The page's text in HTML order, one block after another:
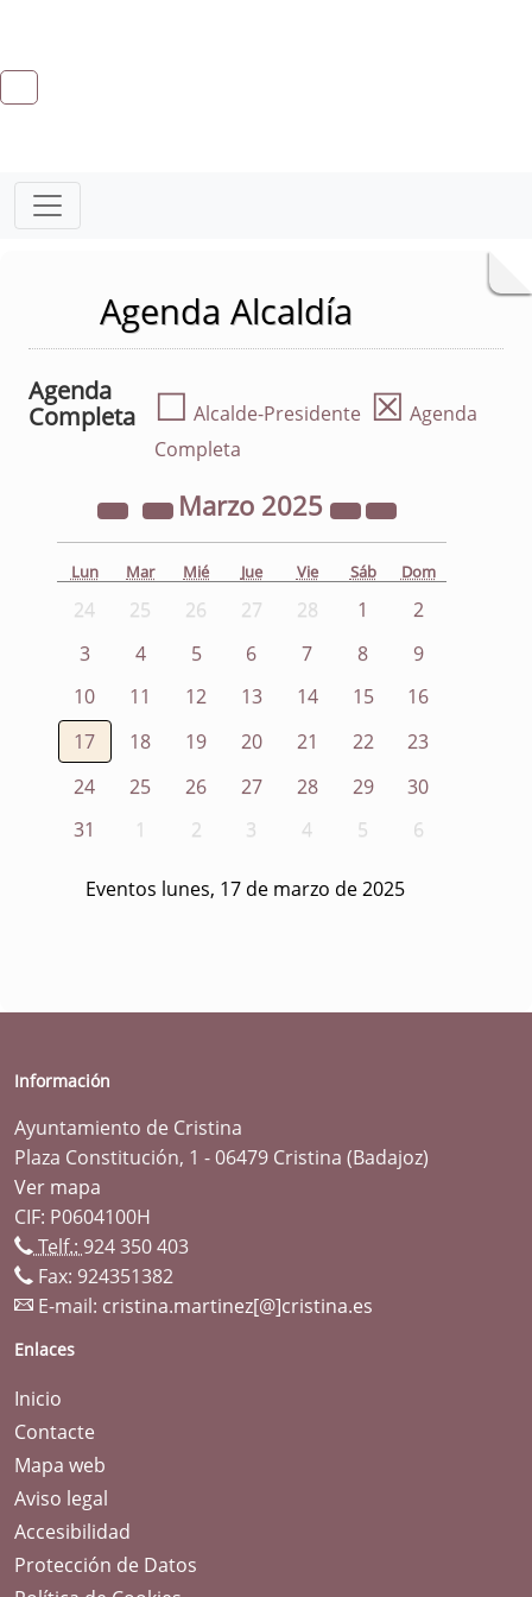
Agenda Alcaldía
Agenda
Completa
☐ Alcalde-Presidente ☒ Agenda
Completa
Marzo 2025
Lun Mar Mié Jue Vie Sáb Dom
24 25 26 27 28 1
2
3
4 5 6 7 8
9
10
11 12 13 14 15
16
17
18 19 20 21 22
23
24
25 26 27 28 29
30
31
1 2 3 4 5 6
Eventos lunes, 17 de marzo de 2025
Información
Ayuntamiento de Cristina
Plaza Constitución, 1 - 06479 Cristina (Badajoz)
Ver mapa
CIF: P0604100H
Telf.: 924 350 403
Fax: 924351382
E-mail: cristina.martinez[@]cristina.es
Enlaces
Inicio
Contacte
Mapa web
Aviso legal
Accesibilidad
Protección de Datos